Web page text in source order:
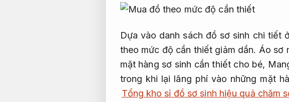
Dựa vào danh sách đồ sơ sinh chi tiết
theo mức độ cần thiết giảm dần. Áo sơ
mặt hàng sơ sinh cần thiết cho bé,
trong khi lại lãng phí vào những mặt
Tổng kho sỉ đồ sơ sinh hiệu quả chăm